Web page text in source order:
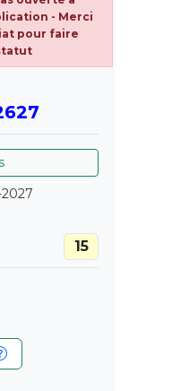
- Merci
pour faire
15